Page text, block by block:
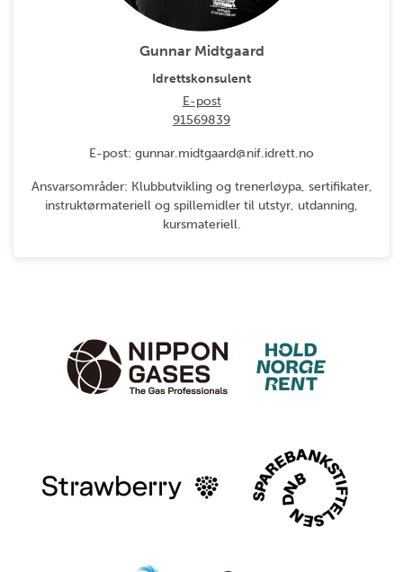
Gunnar Midtgaard
Idrettskonsulent
E-post
91569839
E-post: gunnar.midtgaard@nif.idrett.no
Ansvarsområder: Klubbutvikling og trenerløypa, sertifikater,
instruktørmateriell og spillemidler til utstyr, utdanning,
kursmateriell.